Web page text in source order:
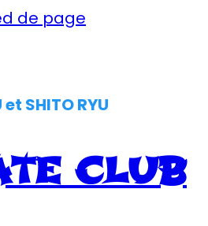
de page
et SHITO RYU
CLUB